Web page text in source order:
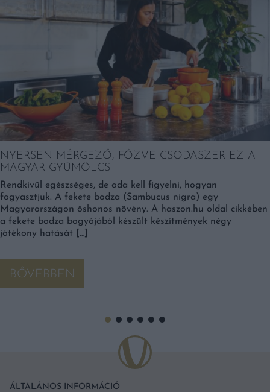
NYERSEN MÉRGEZŐ, FŐZVE CSODASZER EZ A
MAGYAR GYÜMÖLCS
Rendkívül egészséges, de oda kell figyelni, hogyan
fogyasztjuk. A fekete bodza (Sambucus nigra) egy
Magyarországon őshonos növény. A haszon.hu oldal cikkében
a fekete bodza bogyójából készült készítmények négy
jótékony hatását […]
BŐVEBBEN
ÁLTALÁNOS INFORMÁCIÓ